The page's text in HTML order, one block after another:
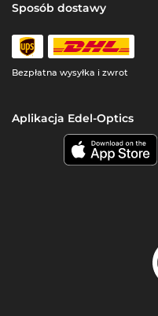
Sposób dostawy
Bezpłatna wysyłka i zwrot
Aplikacja Edel-Optics